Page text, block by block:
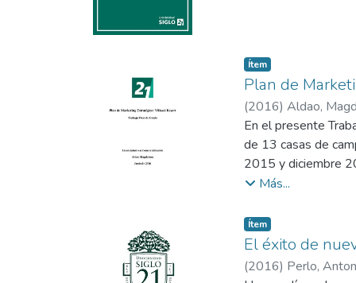
Item type:
Ítem,
Plan de
(2016) Aldao,
En el presente
de 13 casas de
2015 y diciembre
El complejo tiene
competitiva en el
El objetivo del plan
identidad de marca
ocupación durante
Más...
Item type:
Ítem,
El éxito de
(2016) Perlo,